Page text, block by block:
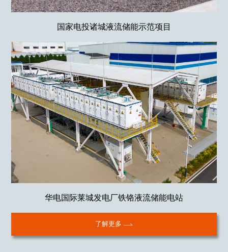
国家电投诸城液流储能示范项目
华电国际莱城发电厂铁铬液流储能电站
了解更多